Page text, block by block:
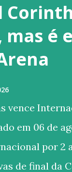
é
vence
em 06 de
por 2
de final da